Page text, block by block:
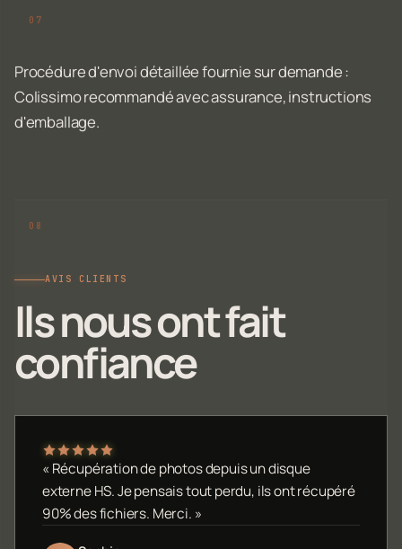
Procédure d'envoi détaillée fournie sur demande :
Colissimo recommandé avec assurance, instructions
d'emballage.
AVIS CLIENTS
Ils nous ont fait
confiance
« Récupération de photos depuis un disque
externe HS. Je pensais tout perdu, ils ont récupéré
90% des fichiers. Merci. »